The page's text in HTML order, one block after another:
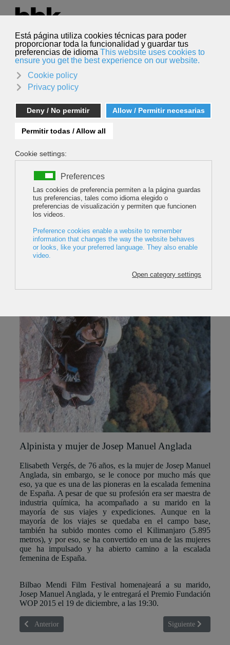
Seleccione su idioma
Español
Buscar
Elisabeth Vergés
Alpinista y mujer de Josep Manuel Anglada
Elisabeth Vergés, de 76 años, es la mujer de Josep Manuel
Anglada, sin embargo, se le conoce por mucho más que
eso, ya que es una de las pioneras en la escalada femenina
de España. A pesar de que su profesión era ser maestra de
industria química, ha acompañado a su marido en la
mayoría de sus viajes y expediciones. Aunque en la
mayoría de los viajes se quedaba en el campo base,
también ha subido montes como el Kilimanjaro (5.895
metros), y por eso, se ha convertido en una de las mujeres
que ha impulsado y ha abierto camino a la escalada
femenina de España.
Bilbao Mendi Film Festival homenajeará a su marido,
Josep Manuel Anglada, y le entregará el Premio Fundación
WOP 2015 el 19 de diciembre, a las 19:30.
Artículo anterior: Dimitar Dimitrov
Anterior Artículo siguiente:
Siguiente